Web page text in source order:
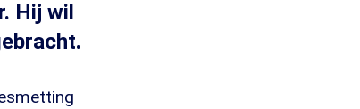
Hij wil